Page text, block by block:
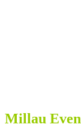
Millau